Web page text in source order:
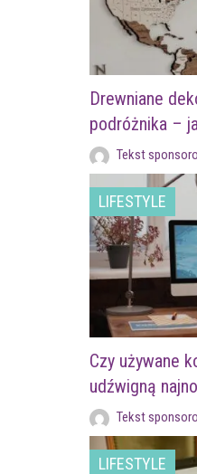
Drewniane
podróżnika –
Tekst
LIFESTYLE
Czy używane
udźwigną
Tekst
LIFESTYLE